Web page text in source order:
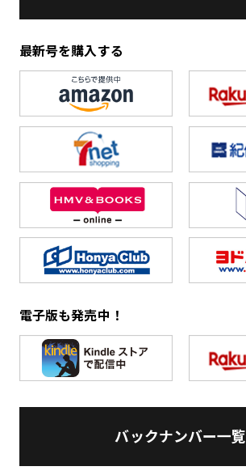
最新号を購入する
電子版も発売中！
バックナンバー一覧